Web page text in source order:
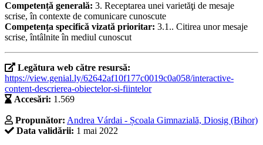
Competență generală: 3. Receptarea unei varietăţi de mesaje
scrise, în contexte de comunicare cunoscute
Competența specifică vizată prioritar: 3.1.. Citirea unor mesaje
scrise, întâlnite în mediul cunoscut
Legătura web către resursă:
https://view.genial.ly/62642af10f177c0019c0a058/interactive-
content-descrierea-obiectelor-si-fiintelor
Accesări: 1.569
Propunător: Andrea Várdai - Școala Gimnazială, Diosig (Bihor)
Data validării: 1 mai 2022